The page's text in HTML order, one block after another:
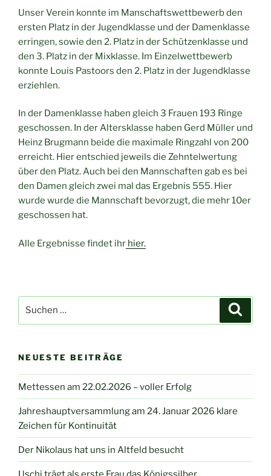
Unser Verein konnte im Manschaftswettbewerb den
ersten Platz in der Jugendklasse und der Damenklasse
erringen, sowie den 2. Platz in der Schützenklasse und
den 3. Platz in der Mixklasse. Im Einzelwettbewerb
konnte Louis Pastoors den 2. Platz in der Jugendklasse
erziehlen.
In der Damenklasse haben gleich 3 Frauen 193 Ringe
geschossen. In der Altersklasse haben Gerd Müller und
Heinz Brugmann beide die maximale Ringzahl von 200
erreicht. Hier entschied jeweils die Zehntelwertung
über den Platz. Auch bei den Mannschaften gab es bei
den Damen gleich zwei mal das Ergebnis 555. Hier
wurde wurde die Mannschaft bevorzugt, die mehr 10er
geschossen hat.
Alle Ergebnisse findet ihr hier.
nach:
NEUESTE BEITRÄGE
Mettessen am 22.02.2026 – voller Erfolg
Jahreshauptversammlung am 24. Januar 2026 klare
Zeichen für Kontinuität
Der Nikolaus hat uns in Altfeld besucht